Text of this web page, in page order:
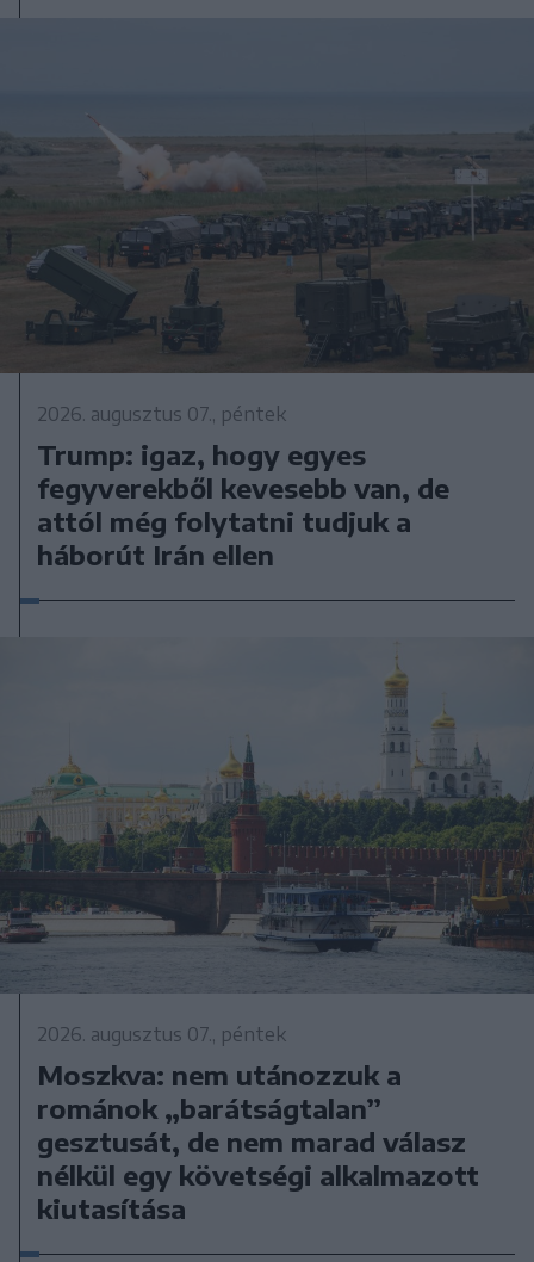
2026. augusztus 07., péntek
Trump: igaz, hogy egyes
fegyverekből kevesebb van, de
attól még folytatni tudjuk a
háborút Irán ellen
2026. augusztus 07., péntek
Moszkva: nem utánozzuk a
románok „barátságtalan”
gesztusát, de nem marad válasz
nélkül egy követségi alkalmazott
kiutasítása